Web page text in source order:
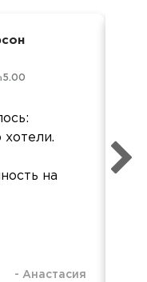
5.00
хотели.
на
- Анастасия